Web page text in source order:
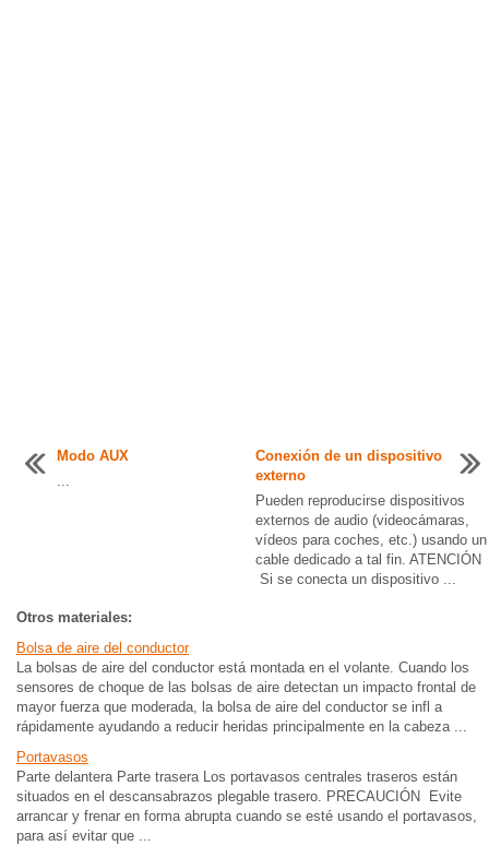
Modo AUX
...
Conexión de un dispositivo
externo
Pueden reproducirse dispositivos
externos de audio (videocámaras,
vídeos para coches, etc.) usando un
cable dedicado a tal fin. ATENCIÓN
Si se conecta un dispositivo ...
Otros materiales:
Bolsa de aire del conductor
La bolsas de aire del conductor está montada en el volante. Cuando los
sensores de choque de las bolsas de aire detectan un impacto frontal de
mayor fuerza que moderada, la bolsa de aire del conductor se infl a
rápidamente ayudando a reducir heridas principalmente en la cabeza ...
Portavasos
Parte delantera Parte trasera Los portavasos centrales traseros están
situados en el descansabrazos plegable trasero. PRECAUCIÓN Evite
arrancar y frenar en forma abrupta cuando se esté usando el portavasos,
para así evitar que ...